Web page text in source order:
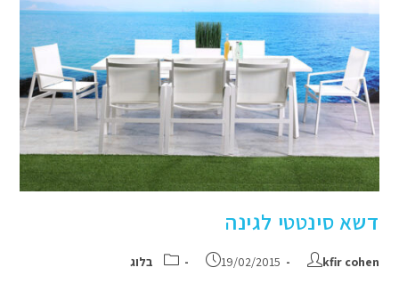
דשא סינטטי לגינה
kfir cohen
19/02/2015 בלוג